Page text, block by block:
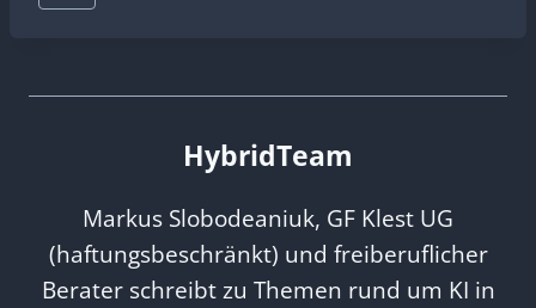
HybridTeam
Markus Slobodeaniuk, GF Klest UG
(haftungsbeschränkt) und freiberuflicher
Berater schreibt zu Themen rund um KI in